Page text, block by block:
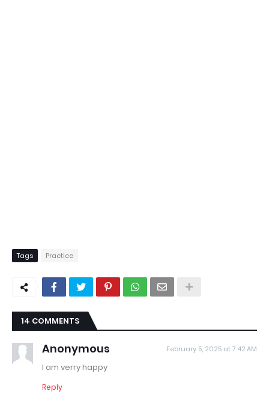
Tags Practice
14 COMMENTS
Anonymous February 5, 2025 at 7:42 AM
I am verry happy
Reply